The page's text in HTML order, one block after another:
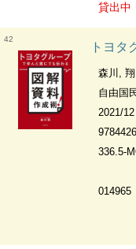
貸出中
42
トヨタグ
森川,
自由国
2021/12
336.5-
014965